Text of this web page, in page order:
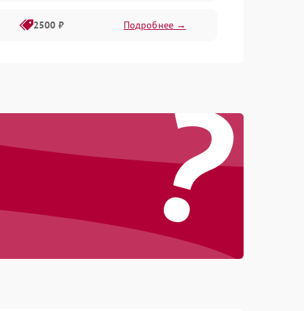
2500 ₽ Подробнее →
?